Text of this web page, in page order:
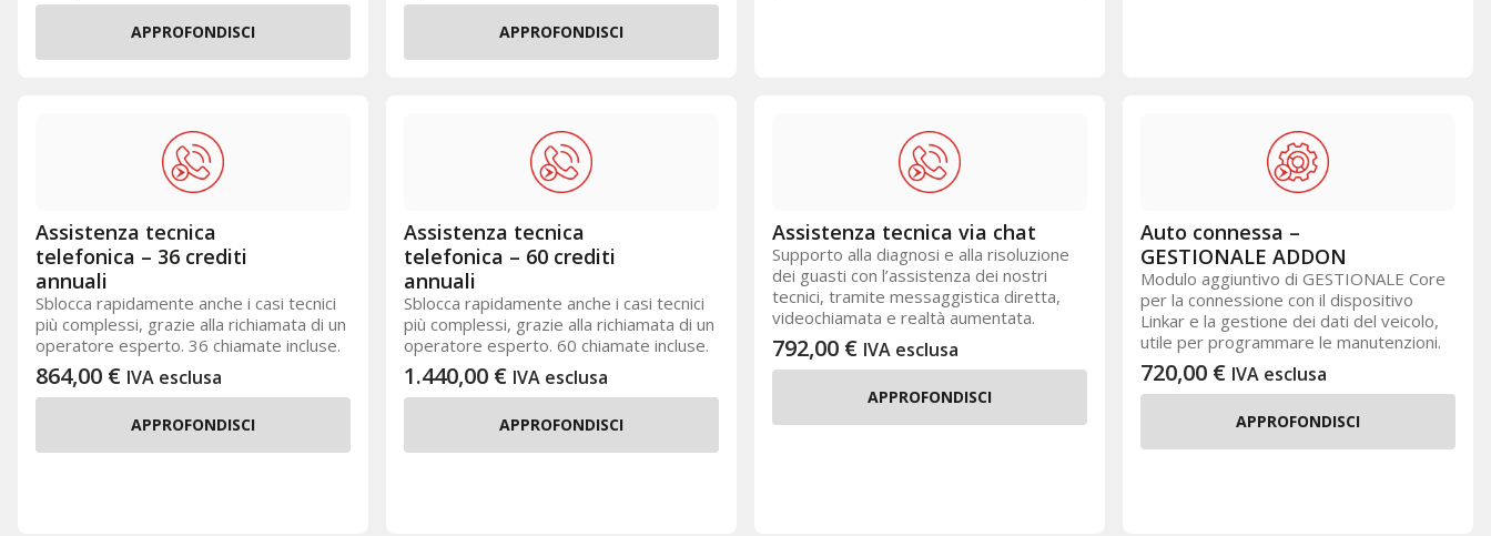
APPROFONDISCI APPROFONDISCI
Assistenza tecnica
telefonica – 36 crediti
annuali
Sblocca rapidamente anche i casi tecnici
più complessi, grazie alla richiamata di un
operatore esperto. 36 chiamate incluse.
864,00 € IVA esclusa
APPROFONDISCI
Assistenza tecnica
telefonica – 60 crediti
annuali
Sblocca rapidamente anche i casi tecnici
più complessi, grazie alla richiamata di un
operatore esperto. 60 chiamate incluse.
1.440,00 € IVA esclusa
APPROFONDISCI
Assistenza tecnica via chat
Supporto alla diagnosi e alla risoluzione
dei guasti con l’assistenza dei nostri
tecnici, tramite messaggistica diretta,
videochiamata e realtà aumentata.
792,00 € IVA esclusa
APPROFONDISCI
Auto connessa –
GESTIONALE ADDON
Modulo aggiuntivo di GESTIONALE Core
per la connessione con il dispositivo
Linkar e la gestione dei dati del veicolo,
utile per programmare le manutenzioni.
720,00 € IVA esclusa
APPROFONDISCI